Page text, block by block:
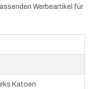
Werbeartikel für
Katoen